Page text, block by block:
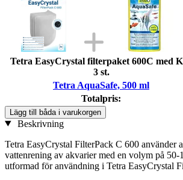
Tetra EasyCrystal filterpaket 600C med
3 st.
Tetra AquaSafe, 500 ml
Totalpris:
Lägg till båda i varukorgen
Beskrivning
Tetra EasyCrystal FilterPack C 600 använder
vattenrening av akvarier med en volym på 50-
utformad för användning i Tetra EasyCrystal